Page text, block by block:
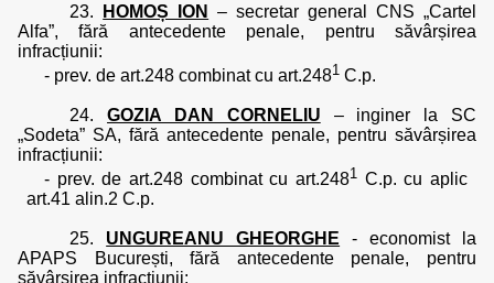
23. HOMOȘ ION
– secretar general CNS „Cartel
Alfa”, fără antecedente penale, pentru săvârșirea
infracțiunii:
- prev. de art.248 combinat cu art.2481 C.p.
24.GOZIA DAN CORNELIU – inginer la SC
„Sodeta” SA, fără antecedente penale, pentru săvârșirea
infracțiunii:
- prev. de art.248 combinat cu art.2481 C.p. cu aplic
art.41 alin.2 C.p.
25. UNGUREANU GHEORGHE - economist la
APAPS București, fără antecedente penale, pentru
săvârșirea infracțiunii: